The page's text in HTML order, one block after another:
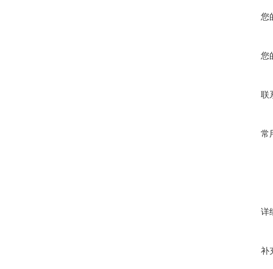
您
您
联
常
详
补